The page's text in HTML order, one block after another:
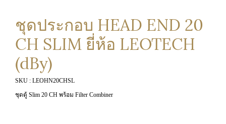
ชุดประกอบ HEAD END 20
CH SLIM ยี่ห้อ LEOTECH
(dBy)
SKU : LEOHN20CHSL
ชุดตู้ Slim 20 CH พร้อม Filter Combiner